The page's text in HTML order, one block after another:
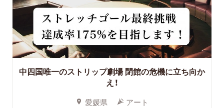
中四国唯一のストリップ劇場 閉館の危機に立ち向か
え！
愛媛県 アート